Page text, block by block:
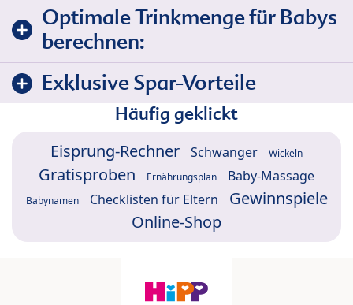
Optimale Trinkmenge für Babys
berechnen:
Exklusive Spar-Vorteile
Häufig geklickt
Eisprung-Rechner Schwanger Wickeln
Gratisproben Ernährungsplan Baby-Massage
Babynamen Checklisten für Eltern
Gewinnspiele
Online-Shop